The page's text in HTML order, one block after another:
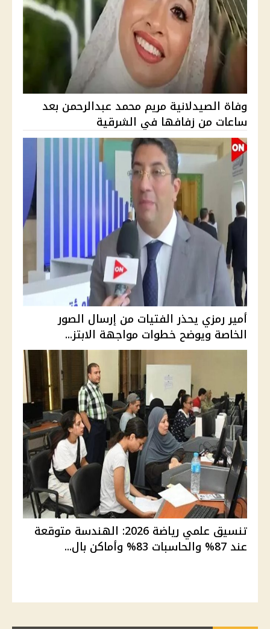
وفاة الصيدلانية مريم محمد عبدالرحمن بعد
ساعات من زفافها في الشرقية
أمير رمزي يحذر الفتيات من إرسال الصور
الخاصة ويوضح خطوات مواجهة الابتز...
تنسيق علمي رياضة 2026: الهندسة متوقعة
عند 87% والحاسبات 83% وأماكن بال...